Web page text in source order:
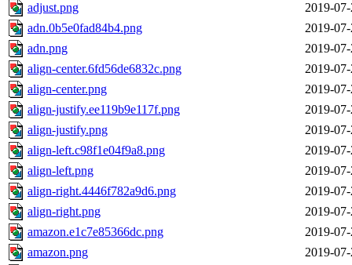
adjust.png
2019-
adn.0b5e0fad84b4.png
2019-
adn.png
2019-
align-center.6fd56de6832c.png
2019-
align-center.png
2019-
align-justify.ee119b9e117f.png
2019-
align-justify.png
2019-
align-left.c98f1e04f9a8.png
2019-
align-left.png
2019-
align-right.4446f782a9d6.png
2019-
align-right.png
2019-
amazon.e1c7e85366dc.png
2019-
amazon.png
2019-